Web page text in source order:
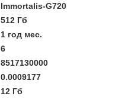
Immortalis-G720
512 Гб
1 год мес.
6
8517130000
0.0009177
12 Гб